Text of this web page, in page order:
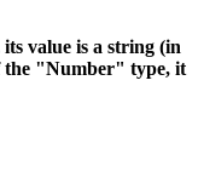
value is a string (in
the "Number" type, it